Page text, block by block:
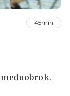
45min